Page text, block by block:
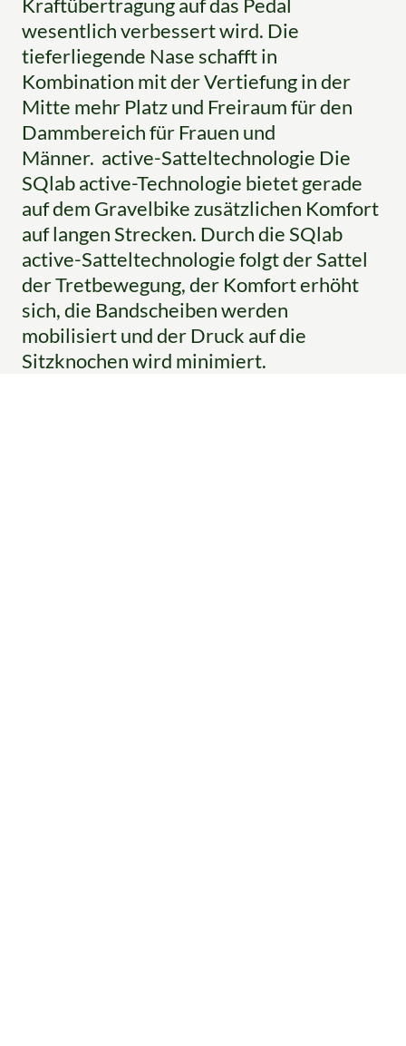
Kraftübertragung auf das Pedal
wesentlich verbessert wird. Die
tieferliegende Nase schafft in
Kombination mit der Vertiefung in der
Mitte mehr Platz und Freiraum für den
Dammbereich für Frauen und
Männer. active-Satteltechnologie Die
SQlab active-Technologie bietet gerade
auf dem Gravelbike zusätzlichen Komfort
auf langen Strecken. Durch die SQlab
active-Satteltechnologie folgt der Sattel
der Tretbewegung, der Komfort erhöht
sich, die Bandscheiben werden
mobilisiert und der Druck auf die
Sitzknochen wird minimiert.